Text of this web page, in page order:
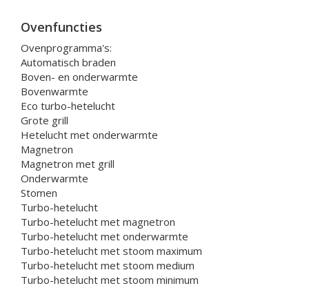
Ovenfuncties
Ovenprogramma's:
Automatisch braden
Boven- en onderwarmte
Bovenwarmte
Eco turbo-hetelucht
Grote grill
Hetelucht met onderwarmte
Magnetron
Magnetron met grill
Onderwarmte
Stomen
Turbo-hetelucht
Turbo-hetelucht met magnetron
Turbo-hetelucht met onderwarmte
Turbo-hetelucht met stoom maximum
Turbo-hetelucht met stoom medium
Turbo-hetelucht met stoom minimum